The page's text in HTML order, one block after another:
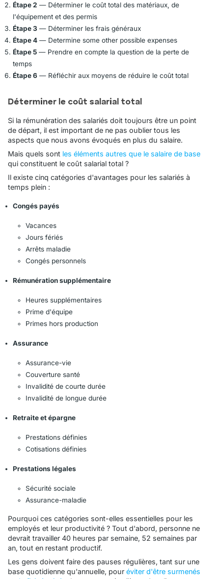
Étape 2 — Déterminer le coût total des matériaux, de
l'équipement et des permis
Étape 3 — Déterminer les frais généraux
Étape 4 — Determine some other possible expenses
Étape 5 — Prendre en compte la question de la perte de
temps
Étape 6 — Réfléchir aux moyens de réduire le coût total
Déterminer le coût salarial total
Si la rémunération des salariés doit toujours être un point
de départ, il est important de ne pas oublier tous les
aspects que nous avons évoqués en plus du salaire.
Mais quels sont les éléments autres que le salaire de base
qui constituent le coût salarial total ?
Il existe cinq catégories d'avantages pour les salariés à
temps plein :
Congés payés
Vacances
Jours fériés
Arrêts maladie
Congés personnels
Rémunération supplémentaire
Heures supplémentaires
Prime d'équipe
Primes hors production
Assurance
Assurance-vie
Couverture santé
Invalidité de courte durée
Invalidité de longue durée
Retraite et épargne
Prestations définies
Cotisations définies
Prestations légales
Sécurité sociale
Assurance-maladie
Pourquoi ces catégories sont-elles essentielles pour les
employés et leur productivité ? Tout d'abord, personne ne
devrait travailler 40 heures par semaine, 52 semaines par
an, tout en restant productif.
Les gens doivent faire des pauses régulières, tant sur une
base quotidienne qu'annuelle, pour éviter d'être surmenés